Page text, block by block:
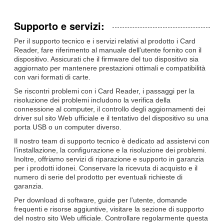
Supporto e servizi:
Per il supporto tecnico e i servizi relativi al prodotto i Card
Reader, fare riferimento al manuale dell'utente fornito con il
dispositivo. Assicurati che il firmware del tuo dispositivo sia
aggiornato per mantenere prestazioni ottimali e compatibilità
con vari formati di carte.
Se riscontri problemi con i Card Reader, i passaggi per la
risoluzione dei problemi includono la verifica della
connessione al computer, il controllo degli aggiornamenti dei
driver sul sito Web ufficiale e il tentativo del dispositivo su una
porta USB o un computer diverso.
Il nostro team di supporto tecnico è dedicato ad assistervi con
l'installazione, la configurazione e la risoluzione dei problemi.
Inoltre, offriamo servizi di riparazione e supporto in garanzia
per i prodotti idonei. Conservare la ricevuta di acquisto e il
numero di serie del prodotto per eventuali richieste di
garanzia.
Per download di software, guide per l'utente, domande
frequenti e risorse aggiuntive, visitare la sezione di supporto
del nostro sito Web ufficiale. Controllare regolarmente questa